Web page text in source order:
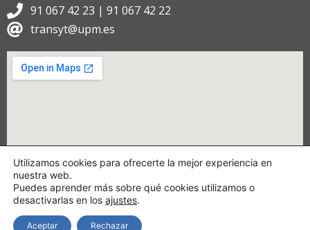
91 067 42 23 | 91 067 42 22
transyt@upm.es
Utilizamos cookies para ofrecerte la mejor experiencia en
nuestra web.
Puedes aprender más sobre qué cookies utilizamos o
desactivarlas en los ajustes.
Aceptar Rechazar